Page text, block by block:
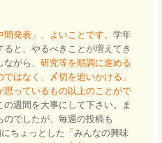
間発表」、よいことです。学年
と、やるべきことが増えてき
ながら、研究等を順調に進める
はなく、〆切を追いかける」
思っているもの以上のことがで
週間を大事にして下さい。ま
でしたが、毎週の投稿も
ちょっとした「みんなの興味